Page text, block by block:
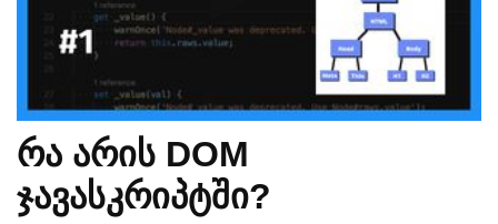
რა არის DOM
ჯავასკრიპტში?